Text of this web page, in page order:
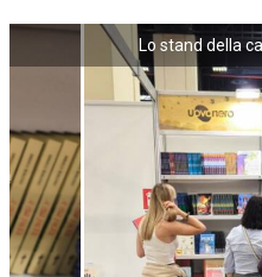
Lo stand della